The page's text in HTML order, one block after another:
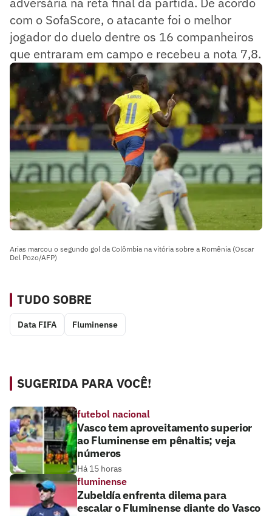
com o SofaScore, o atacante foi o melhor
jogador do duelo dentre os 16 companheiros
que entraram em campo e recebeu a nota 7,8.
Arias marcou o segundo gol da Colômbia na vitória sobre a Romênia (Oscar
Del Pozo/AFP)
TUDO SOBRE
Data FIFA Fluminense
SUGERIDA PARA VOCÊ!
futebol nacional
Vasco tem aproveitamento superior
ao Fluminense em pênaltis; veja
números
Há 15 horas
fluminense
Zubeldía enfrenta dilema para
escalar o Fluminense diante do Vasco